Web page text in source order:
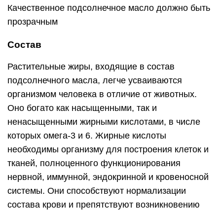
Качественное подсолнечное масло должно быть
прозрачным
Состав
Растительные жиры, входящие в состав
подсолнечного масла, легче усваиваются
организмом человека в отличие от животных.
Оно богато как насыщенными, так и
ненасыщенными жирными кислотами, в числе
которых омега-3 и 6. Жирные кислоты
необходимы организму для построения клеток и
тканей, полноценного функционирования
нервной, иммунной, эндокринной и кровеносной
системы. Они способствуют нормализации
состава крови и препятствуют возникновению